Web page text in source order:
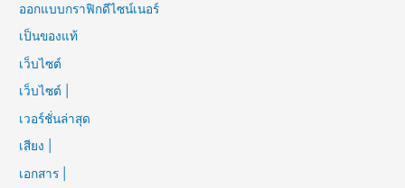
ออกแบบกราฟิกดีไซน์เนอร์
เป็นของแท้
เว็บไซต์
เว็บไซต์ |
เวอร์ชั่นล่าสุด
เสียง |
เอกสาร |